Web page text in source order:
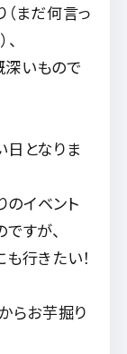
まだ何言っ
いもので
日となりま
イベント
すが、
行きたい！
らお芋掘り